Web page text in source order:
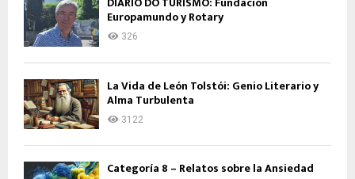
Europamundo y Rotary
326
La Vida de León Tolstói: Genio Literario y
Alma Turbulenta
3122
Categoría 8 – Relatos sobre la Ansiedad